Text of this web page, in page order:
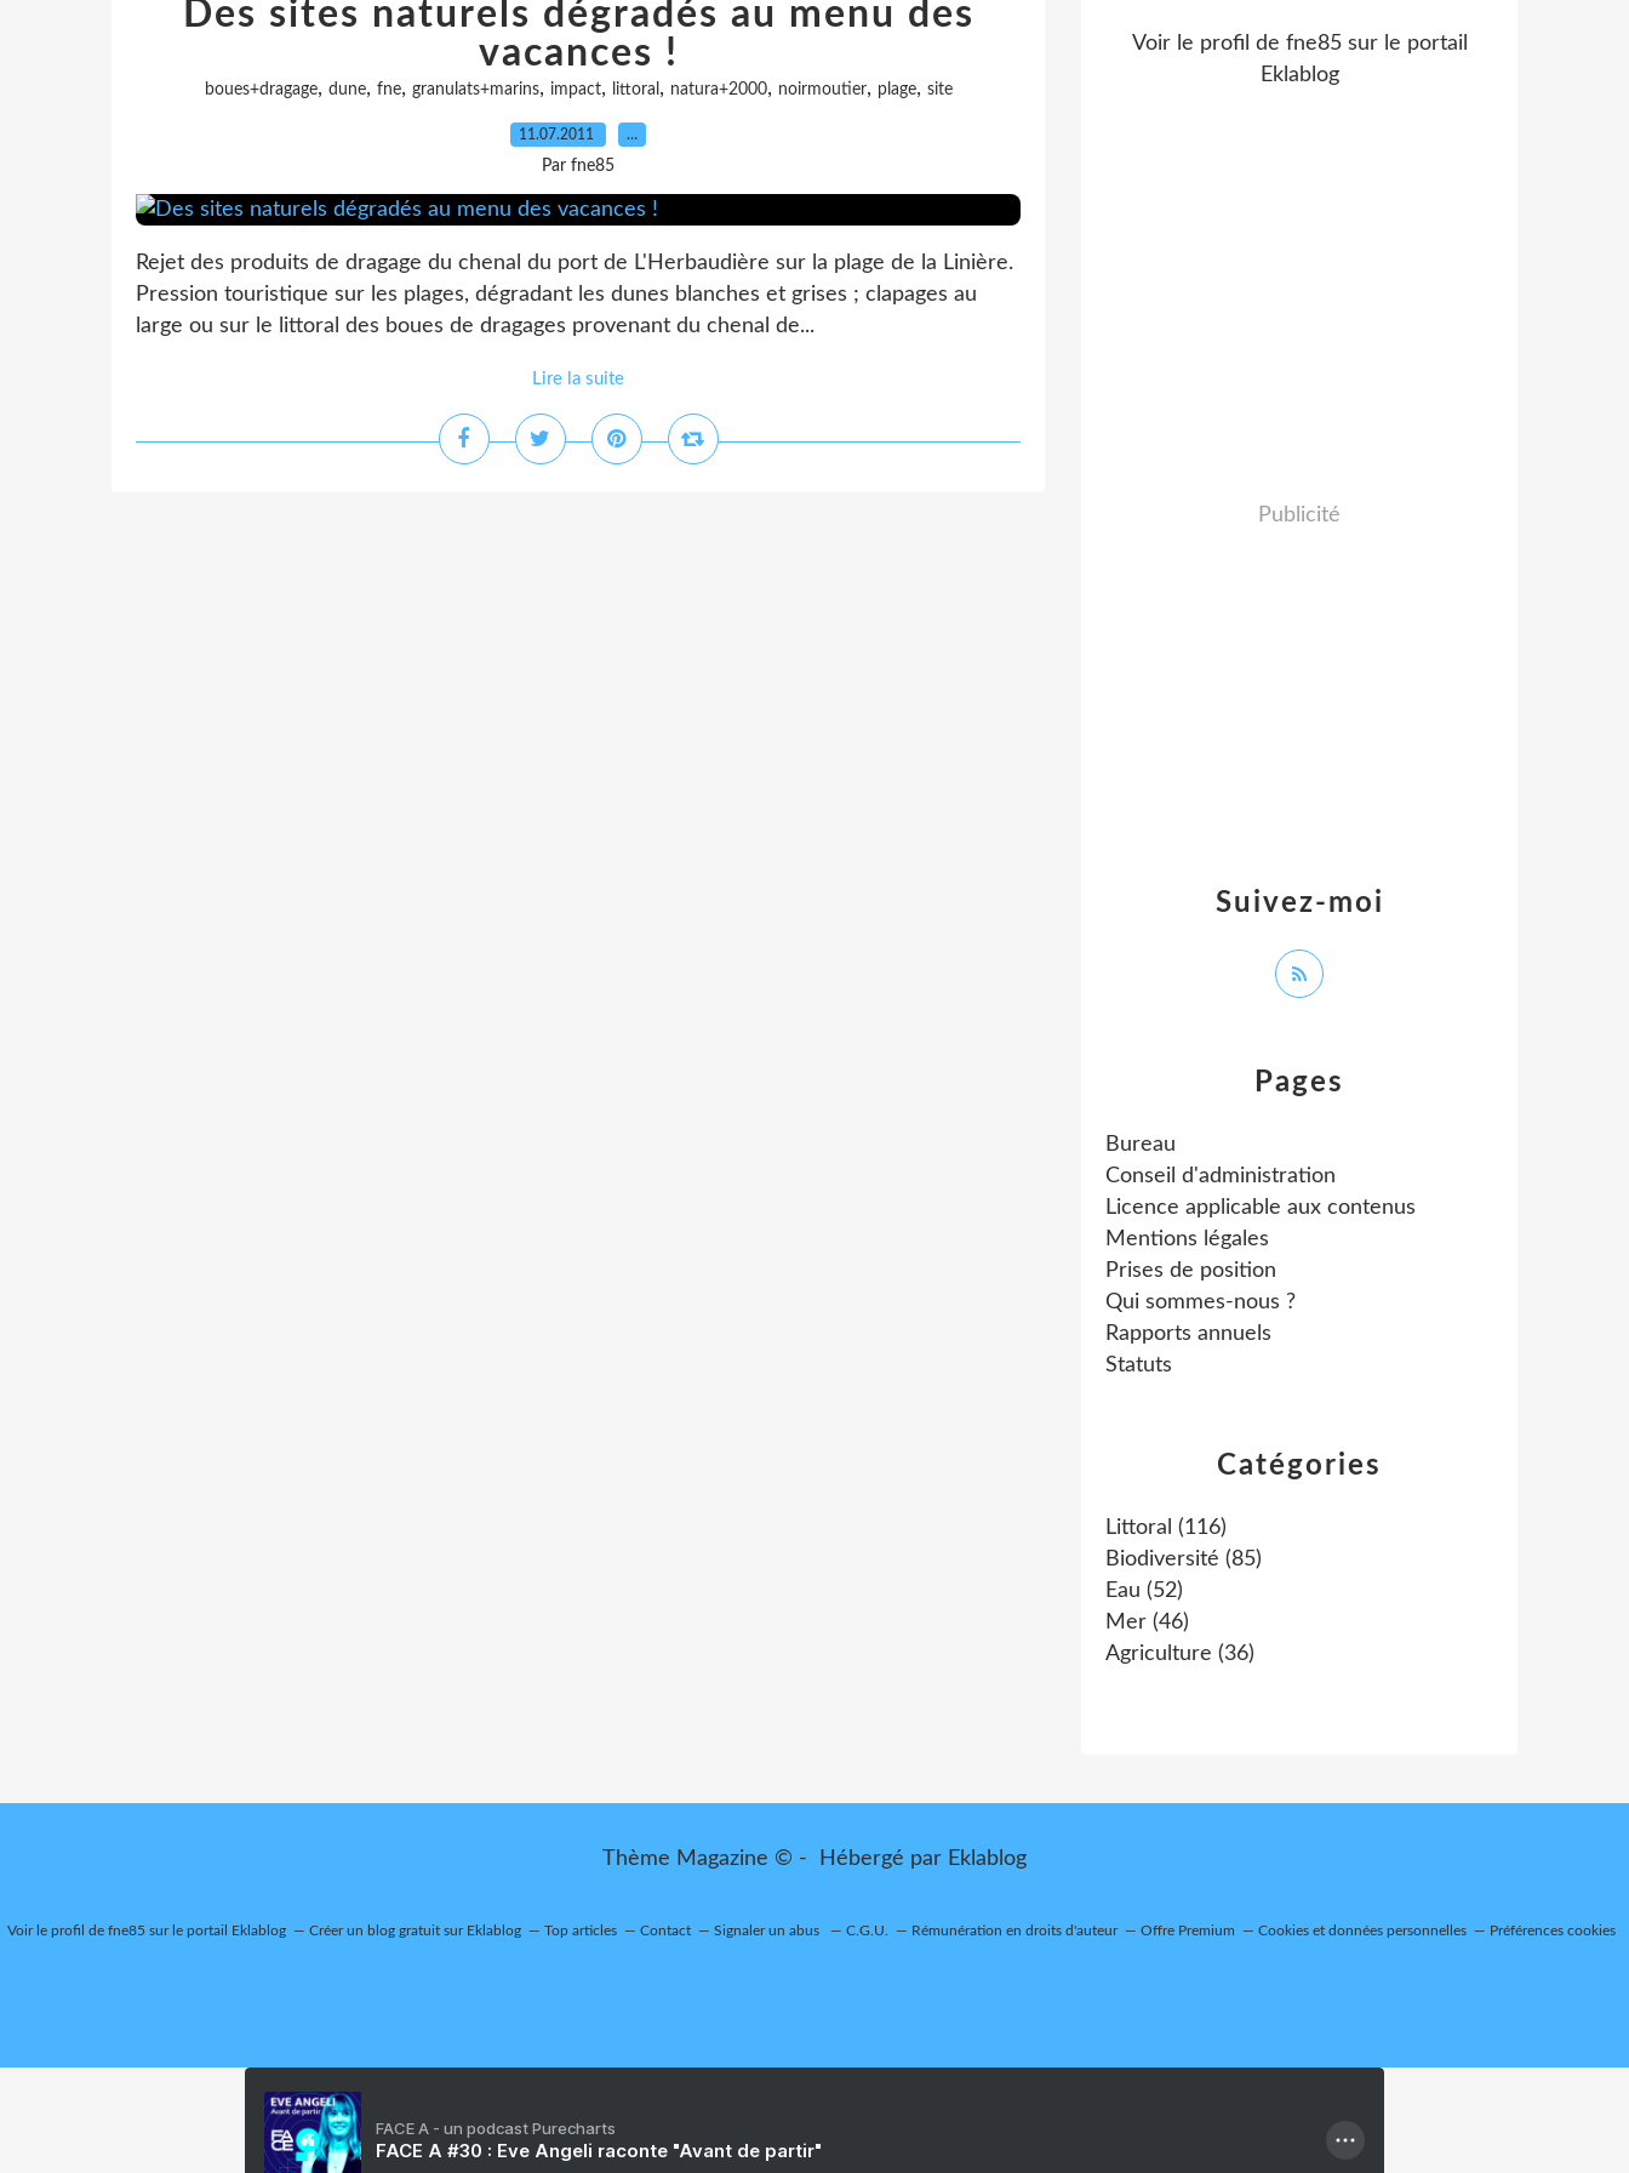
Des sites naturels dégradés au menu des
vacances !
boues+dragage, dune, fne, granulats+marins, impact, littoral , natura+2000, noirmoutier, plage, site
11.07.2011 …
Par fne85
Rejet des produits de dragage du chenal du port de L'Herbaudière sur la plage de la Linière.
Pression touristique sur les plages, dégradant les dunes blanches et grises ; clapages au
large ou sur le littoral des boues de dragages provenant du chenal de...
Lire la suite
Catégories
Littoral (116)
Biodiversité (85)
Eau (52)
Mer (46)
Agriculture (36)
Pages
Bureau
Conseil d'administration
Licence applicable aux contenus
Mentions légales
Prises de position
Qui sommes-nous ?
Rapports annuels
Statuts
Suivez-moi
Voir le profil de fne85sur le portail
Eklablog
Publicité
Thème Magazine © - Hébergé par Eklablog
Voir le profil de fne85 sur le portail Eklablog Créer un blog gratuit sur Eklablog Top articles Contact Signaler un abus C.G.U. Rémunération en droits d'auteur Offre Premium Cookies et données personnelles Préférences cookies
FACE A - un podcast Purecharts
FACE A #30 : Eve Angeli raconte "Avant de partir"